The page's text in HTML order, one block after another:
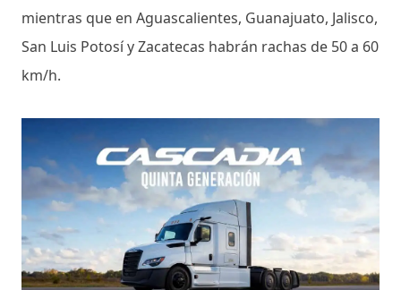
mientras que en Aguascalientes, Guanajuato, Jalisco,
San Luis Potosí y Zacatecas habrán rachas de 50 a 60
km/h.